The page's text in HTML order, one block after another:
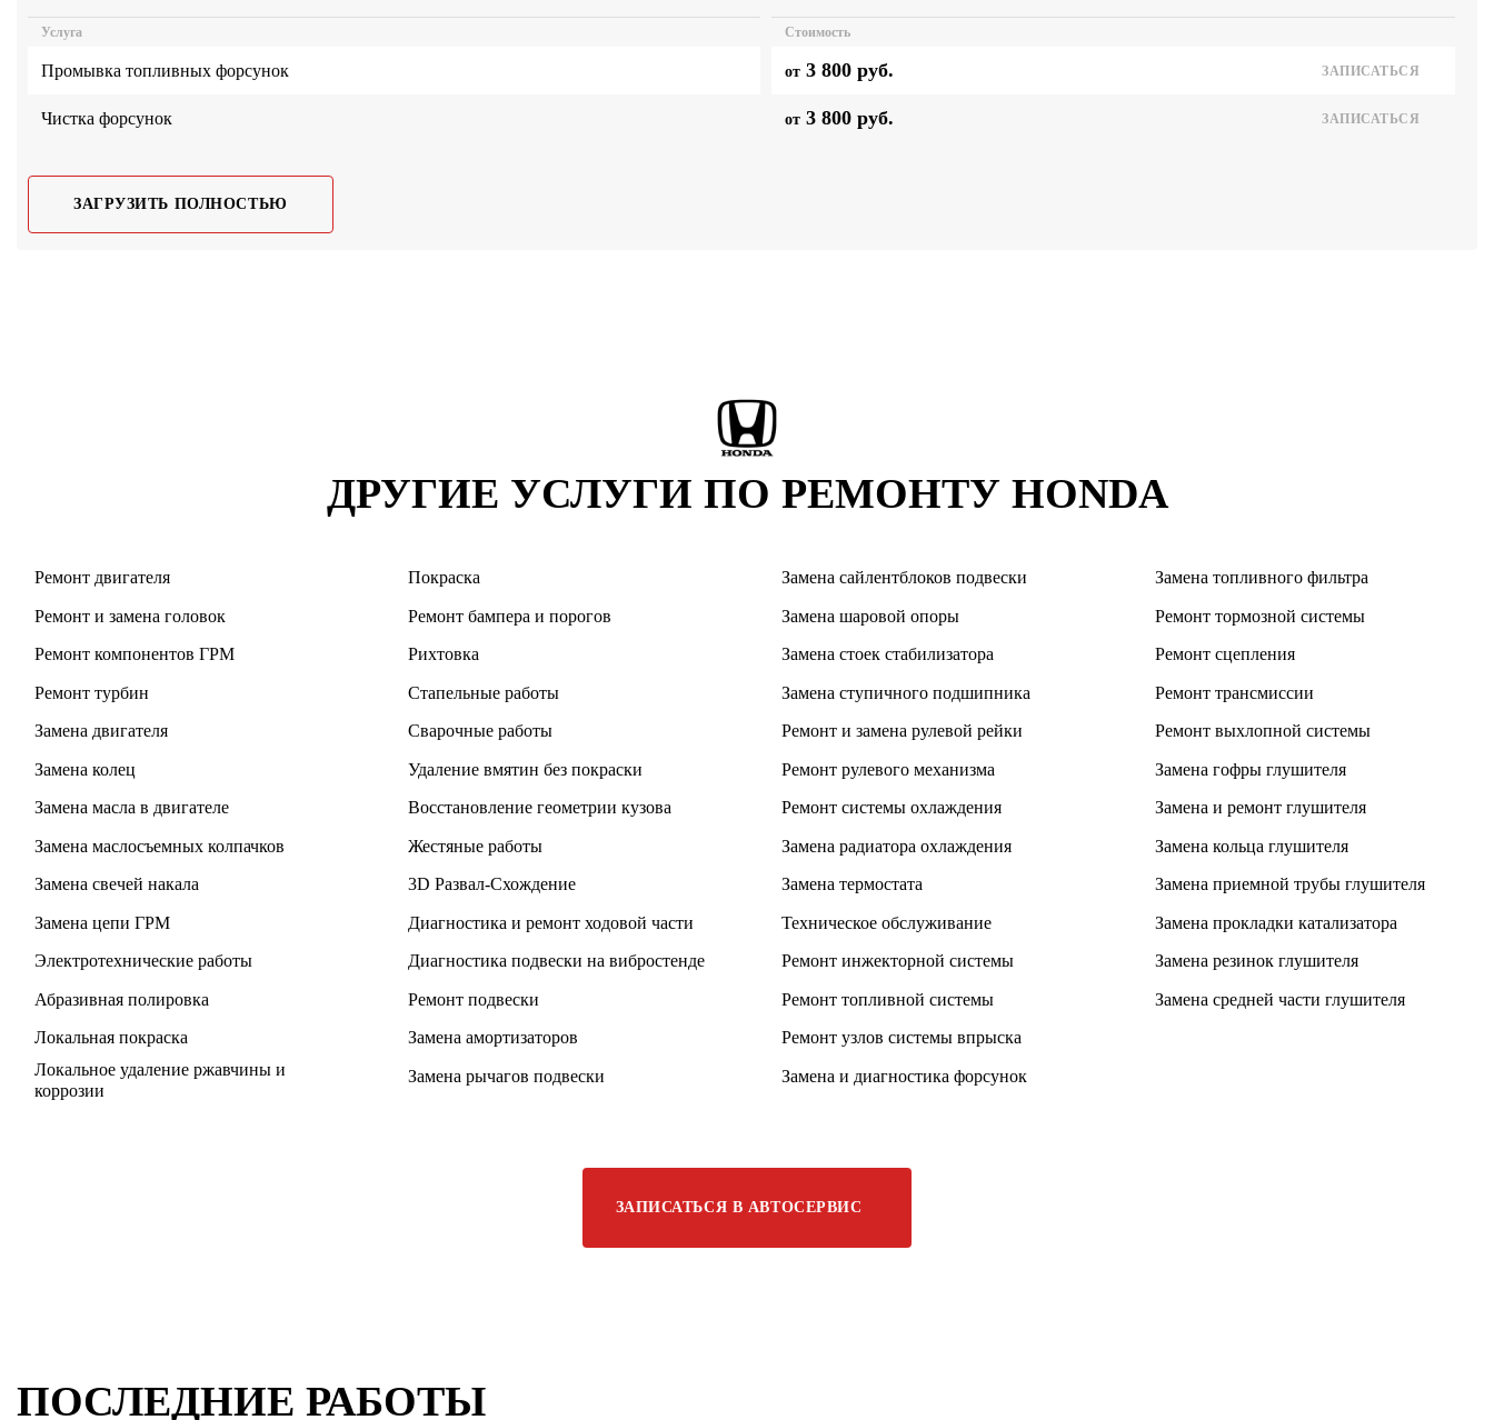
Услуга Стоимость
Промывка топливных форсунок от3 800 руб. ЗАПИСАТЬСЯ
Чистка форсунок от3 800 руб. ЗАПИСАТЬСЯ
ЗАГРУЗИТЬ ПОЛНОСТЬЮ
ДРУГИЕ УСЛУГИ ПО РЕМОНТУ HONDA
Ремонт двигателя
Ремонт и замена головок
Ремонт компонентов ГРМ
Ремонт турбин
Замена двигателя
Замена колец
Замена масла в двигателе
Замена маслосъемных колпачков
Замена свечей накала
Замена цепи ГРМ
Электротехнические работы
Абразивная полировка
Локальная покраска
Локальное удаление ржавчины и
коррозии
Покраска
Ремонт бампера и порогов
Рихтовка
Стапельные работы
Сварочные работы
Удаление вмятин без покраски
Восстановление геометрии кузова
Жестяные работы
3D Развал-Схождение
Диагностика и ремонт ходовой части
Диагностика подвески на вибростенде
Ремонт подвески
Замена амортизаторов
Замена рычагов подвески
Замена сайлентблоков подвески
Замена шаровой опоры
Замена стоек стабилизатора
Замена ступичного подшипника
Ремонт и замена рулевой рейки
Ремонт рулевого механизма
Ремонт системы охлаждения
Замена радиатора охлаждения
Замена термостата
Техническое обслуживание
Ремонт инжекторной системы
Ремонт топливной системы
Ремонт узлов системы впрыска
Замена и диагностика форсунок
Замена топливного фильтра
Ремонт тормозной системы
Ремонт сцепления
Ремонт трансмиссии
Ремонт выхлопной системы
Замена гофры глушителя
Замена и ремонт глушителя
Замена кольца глушителя
Замена приемной трубы глушителя
Замена прокладки катализатора
Замена резинок глушителя
Замена средней части глушителя
ЗАПИСАТЬСЯ В АВТОСЕРВИС
ПОСЛЕДНИЕ РАБОТЫ